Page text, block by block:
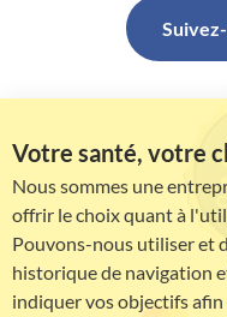
Votre santé, votre
Nous sommes une
offrir le choix quant à
Pouvons-nous utiliser et
historique de navigation
indiquer vos objectifs